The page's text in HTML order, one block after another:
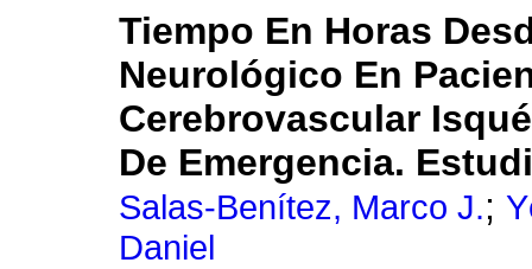
Tiempo En Horas
Neurológico En
Cerebrovascular
De Emergencia.
Salas-Benítez, Marco J.;
Daniel